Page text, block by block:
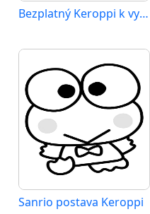
Bezplatný Keroppi k vytisknutí
Sanrio postava Keroppi